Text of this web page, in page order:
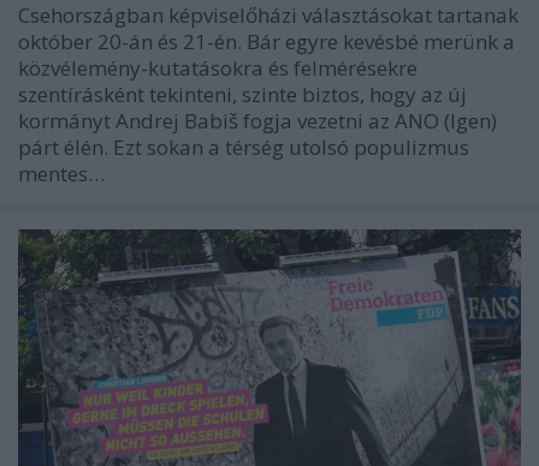
Csehországban képviselőházi választásokat tartanak
október 20-án és 21-én. Bár egyre kevésbé merünk a
közvélemény-kutatásokra és felmérésekre
szentírásként tekinteni, szinte biztos, hogy az új
kormányt Andrej Babiš fogja vezetni az ANO (Igen)
párt élén. Ezt sokan a térség utolsó populizmus
mentes…